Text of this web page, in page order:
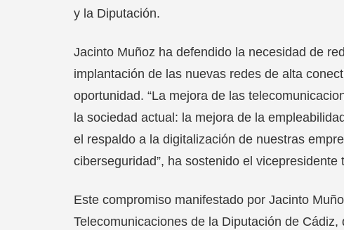
y la Diputación.
Jacinto Muñoz ha defendido la necesidad de
implantación de las nuevas redes de alta
oportunidad. “La mejora de las
la sociedad actual: la mejora de la
el respaldo a la digitalización de nuestras
ciberseguridad”, ha sostenido el vicepresidente
Este compromiso manifestado por Jacinto
Telecomunicaciones de la Diputación de